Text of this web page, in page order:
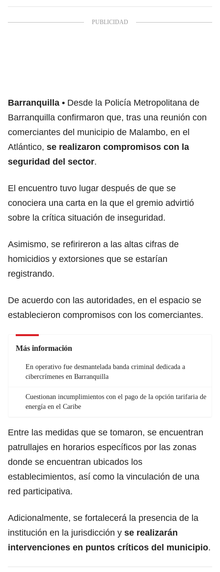
Barranquilla
Desde la Policía Metropolitana de
Barranquilla confirmaron que, tras una reunión con
comerciantes del municipio de Malambo, en el
Atlántico, se realizaron compromisos con la
seguridad del sector.
El encuentro tuvo lugar después de que se
conociera una carta en la que el gremio advirtió
sobre la crítica situación de inseguridad.
Asimismo, se refirireron a las altas cifras de
homicidios y extorsiones que se estarían
registrando.
De acuerdo con las autoridades, en el espacio se
establecieron compromisos con los comerciantes.
Más información
En operativo fue desmantelada banda criminal dedicada a
cibercrímenes en Barranquilla
Cuestionan incumplimientos con el pago de la opción tarifaria de
energía en el Caribe
Entre las medidas que se tomaron, se encuentran
patrullajes en horarios específicos por las zonas
donde se encuentran ubicados los
establecimientos, así como la vinculación de una
red participativa.
Adicionalmente, se fortalecerá la presencia de la
institución en la jurisdicción y se realizarán
intervenciones en puntos críticos del municipio.